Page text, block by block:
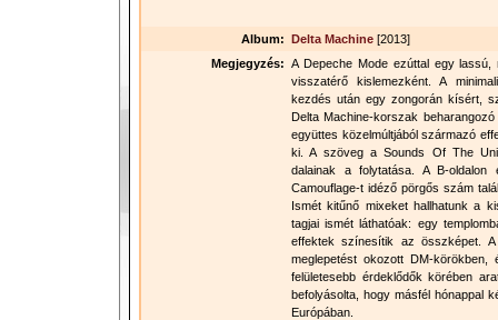
Album: Delta Machine [2013]
Megjegyzés: A Depeche Mode ezúttal egy lassú,
visszatérő kislemezként. A
kezdés után egy zongorán kísért,
Delta Machine-korszak
együttes közelmúltjából származó
ki. A szöveg a Sounds Of The
dalainak a folytatása. A B-oldalon
Camouflage-t idéző pörgős szám
Ismét kitűnő mixeket hallhatunk a
tagjai ismét láthatóak: egy
effektek színesítik az összképet.
meglepetést okozott DM-
felületesebb érdeklődők körében
befolyásolta, hogy másfél hónappal
Európában.